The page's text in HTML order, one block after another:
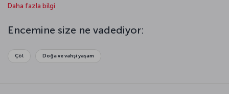
düşünüyoruz. Kent ayrıca doğası ve vahşi hayatıyla da ziyaretçilerini
Daha fazla bilgi
Encemine size ne vadediyor:
Çöl Doğa ve vahşi yaşam